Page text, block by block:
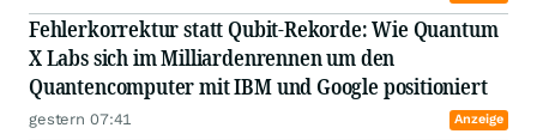
Fehlerkorrektur statt Qubit-Rekorde: Wie Quantum
X Labs sich im Milliardenrennen um den
Quantencomputer mit IBM und Google positioniert
gestern 07:41 Anzeige